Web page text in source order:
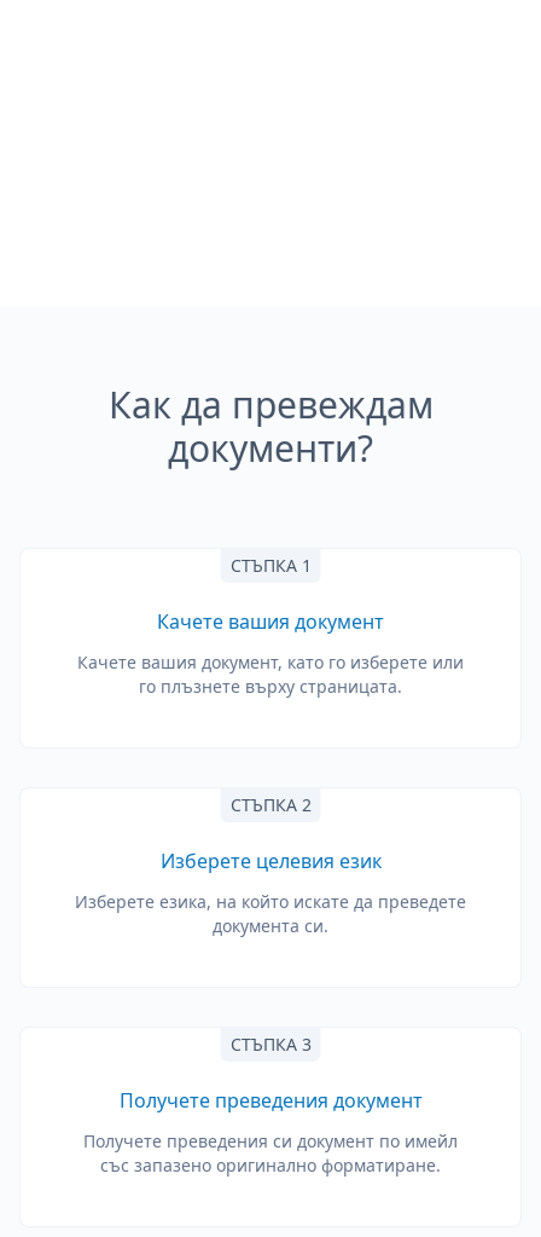
Как да превеждам
документи?
СТЪПКА 1
Качете вашия документ
Качете вашия документ, като го изберете или
го плъзнете върху страницата.
СТЪПКА 2
Изберете целевия език
Изберете езика, на който искате да преведете
документа си.
СТЪПКА 3
Получете преведения документ
Получете преведения си документ по имейл
със запазено оригинално форматиране.